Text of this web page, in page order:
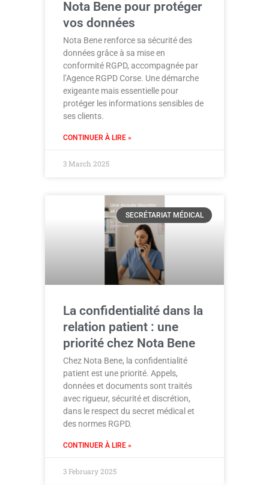
Nota Bene pour protéger
vos données
Nota Bene renforce sa sécurité des
données grâce à sa mise en
conformité RGPD, accompagnée par
l’Agence RGPD Corse. Une démarche
exigeante mais essentielle pour
protéger les informations sensibles de
ses clients.
CONTINUER À LIRE »
3 March 2025
SECRÉTARIAT MÉDICAL
La confidentialité dans la
relation patient : une
priorité chez Nota Bene
Chez Nota Bene, la confidentialité
patient est une priorité. Appels,
données et documents sont traités
avec rigueur, sécurité et discrétion,
dans le respect du secret médical et
des normes RGPD.
CONTINUER À LIRE »
3 February 2025